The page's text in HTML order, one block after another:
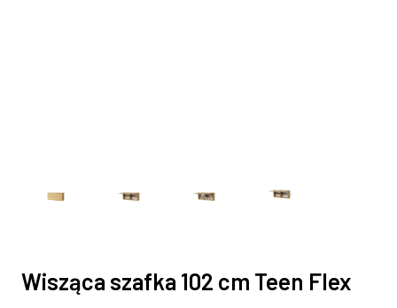
Wisząca szafka 102 cm Teen Flex